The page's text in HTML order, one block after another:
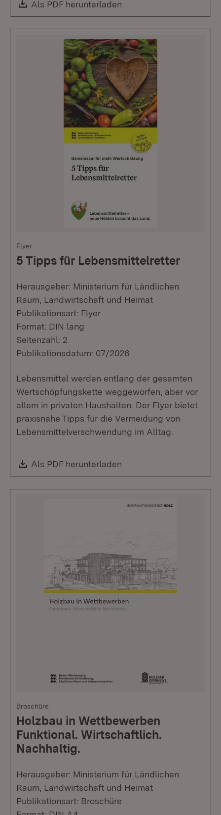
Download:
Als PDF herunterladen
Flyer
5 Tipps für Lebensmittelretter
Herausgeber: Ministerium für Ländlichen
Raum, Landwirtschaft und Heimat
Publikationsart: Flyer
Format: DIN lang
Seitenzahl: 2
Publikationsdatum: 07/2026
Lebensmittel werden entlang der gesamten
Wertschöpfungskette weggeworfen, aber vor
allem in privaten Haushalten. Der Flyer bietet
praxisnahe Tipps für die Vermeidung von
Lebensmittelverschwendung im Alltag.
Download:
Als PDF herunterladen
Broschüre
Holzbau in Wettbewerben
Funktional. Wirtschaftlich.
Nachhaltig.
Herausgeber: Ministerium für Ländlichen
Raum, Landwirtschaft und Heimat
Publikationsart: Broschüre